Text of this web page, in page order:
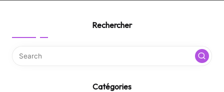
Rechercher
Catégories